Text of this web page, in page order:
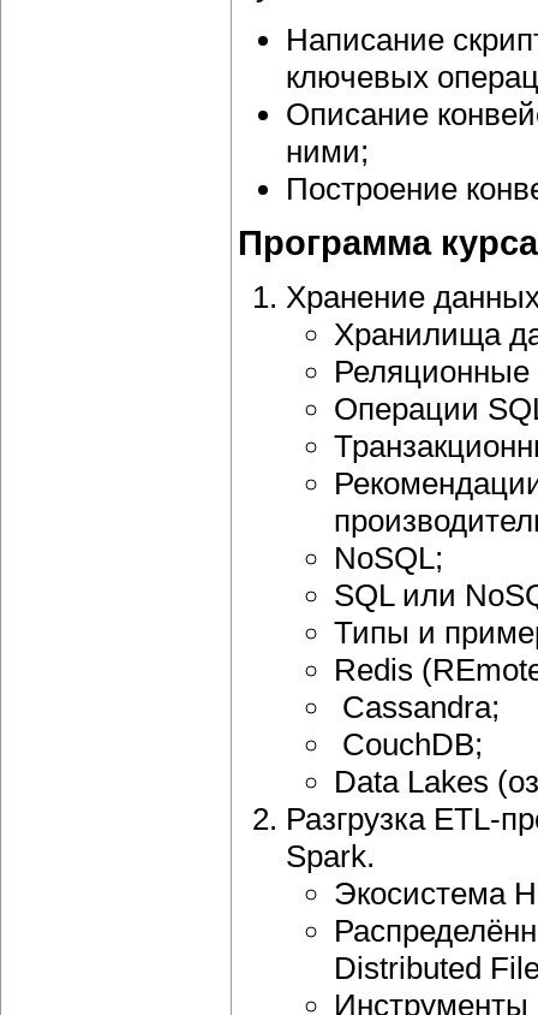
Написание
ключевых
Описание
ними;
Построение
Программа курса
Хранение
Хранилища
Операции
NoSQL;
SQL или
Типы и
Redis
Cassandra;
CouchDB;
Data Lakes
Разгрузка ETL-
Spark.
Экосистема
Distributed
Инструменты